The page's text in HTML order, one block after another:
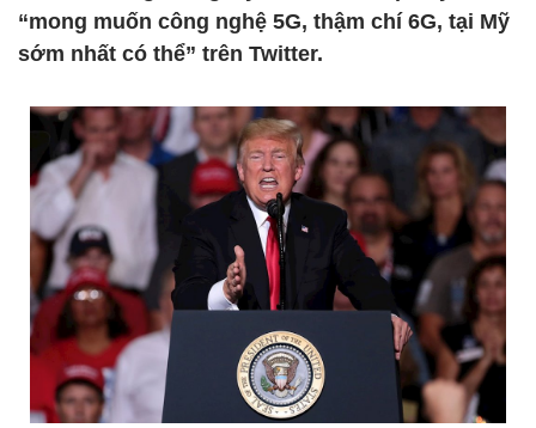
“mong muốn công nghệ 5G, thậm chí 6G, tại Mỹ
sớm nhất có thể” trên Twitter.